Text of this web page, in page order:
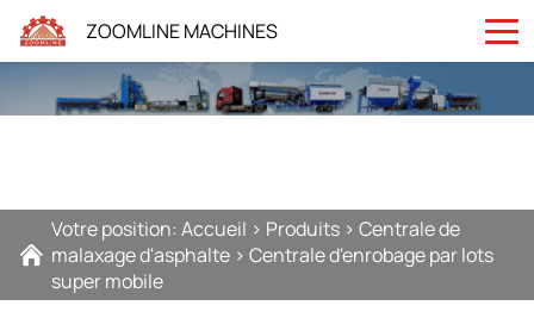
ZOOMLINE MACHINES
Votre position: Accueil > Produits > Centrale de
malaxage d'asphalte > Centrale d'enrobage par lots
super mobile